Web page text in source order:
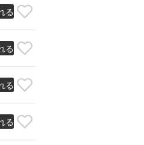
る
る
る
る